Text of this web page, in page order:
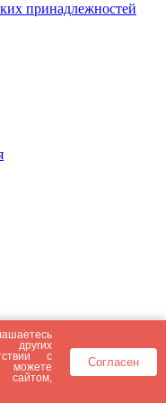
принадлежностей
с
сайтом,
Согласен